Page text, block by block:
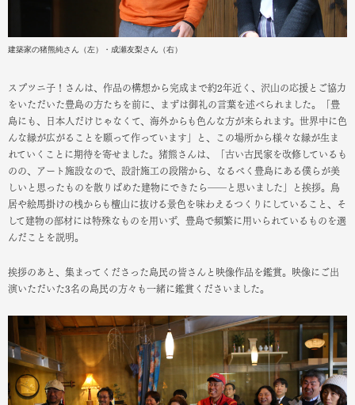
建築家の猪熊純さん（左）・ 成瀬友梨さん（右）
スプツニ子！さんは、作品の構想から完成まで約2年近く、沢山の応援とご協力
をいただいた豊島の方たちを前に、まずは御礼の言葉を述べられました。「豊
島にも、日本人だけじゃなくて、海外からも色んな方が来られます。世界中に色
んな縁が広がることを願って作っています」と、この場所から様々な縁が生ま
れていくことに期待を寄せました。 猪熊さんは、「古い古民家を改修しているも
のの、アート施設なので、設計施工の段階から、なるべく豊島にある僕らが美
しいと思ったものを散りばめた建物にできたら――と思いました」と挨拶。鳥
居や絵馬掛けの桟からも檀山に抜ける景色を味わえるつくりにしていること、そ
して建物の部材には特殊なものを用いず、豊島で頻繁に用いられているものを選
んだことを説明。
挨拶のあと、集まってくださった島民の皆さんと映像作品を鑑賞。映像にご出
演いただいた3名の島民の方々も一緒に鑑賞くださいました。